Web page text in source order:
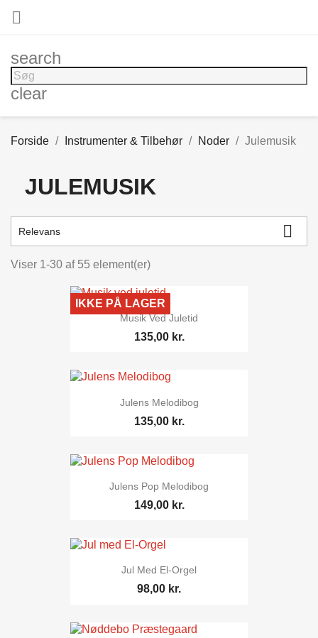

search
clear
Forside Instrumenter & Tilbehør Noder Julemusik
JULEMUSIK
Relevans 
Viser 1-30 af 55 element(er)
Musik Ved Juletid
135,00 kr.
IKKE PÅ LAGER
Julens Melodibog
135,00 kr.
Julens Pop Melodibog
149,00 kr.
Jul Med El-Orgel
98,00 kr.